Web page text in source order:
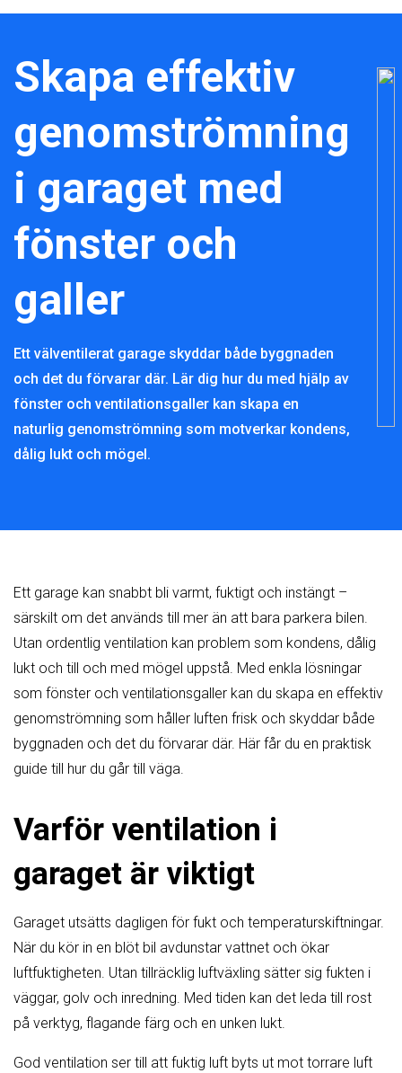
Skapa effektiv
genomströmning
i garaget med
fönster och
galler
Ett välventilerat garage skyddar både byggnaden
och det du förvarar där. Lär dig hur du med hjälp av
fönster och ventilationsgaller kan skapa en
naturlig genomströmning som motverkar kondens,
dålig lukt och mögel.
Ett garage kan snabbt bli varmt, fuktigt och instängt –
särskilt om det används till mer än att bara parkera bilen.
Utan ordentlig ventilation kan problem som kondens, dålig
lukt och till och med mögel uppstå. Med enkla lösningar
som fönster och ventilationsgaller kan du skapa en effektiv
genomströmning som håller luften frisk och skyddar både
byggnaden och det du förvarar där. Här får du en praktisk
guide till hur du går till väga.
Varför ventilation i
garaget är viktigt
Garaget utsätts dagligen för fukt och temperaturskiftningar.
När du kör in en blöt bil avdunstar vattnet och ökar
luftfuktigheten. Utan tillräcklig luftväxling sätter sig fukten i
väggar, golv och inredning. Med tiden kan det leda till rost
på verktyg, flagande färg och en unken lukt.
God ventilation ser till att fuktig luft byts ut mot torrare luft